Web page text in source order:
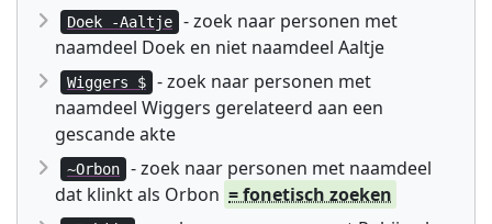
Doek -Aaltje
- zoek naar personen met
naamdeel Doek en niet naamdeel Aaltje
Wiggers $
- zoek naar personen met
naamdeel Wiggers gerelateerd aan een
gescande akte
~Orbon
- zoek naar personen met naamdeel
dat klinkt als Orbon = fonetisch zoeken